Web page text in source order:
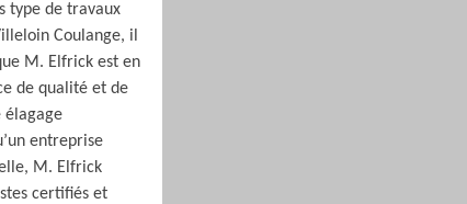
type de travaux
Coulange, il
M. Elfrick est en
de qualité et de
élagage
entreprise
M. Elfrick
certifiés et